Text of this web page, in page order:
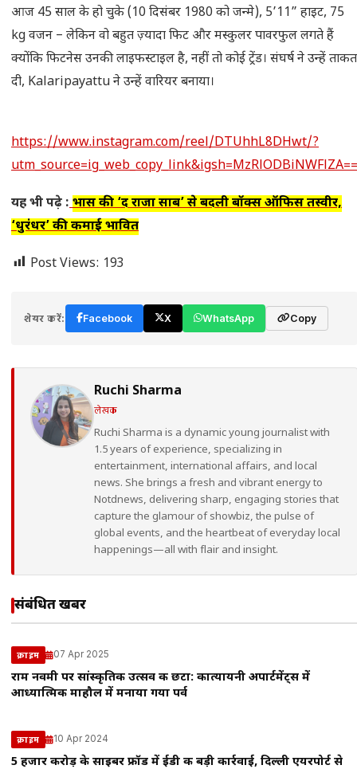
आज 45 साल के हो चुके (10 दिसंबर 1980 को जन्मे), 5’11” हाइट, 75
kg वजन – लेकिन वो बहुत ज़्यादा फिट और मस्कुलर पावरफुल लगते हैं
क्योंकि फिटनेस उनकी लाइफस्टाइल है, नहीं तो कोई ट्रेंड। संघर्ष ने उन्हें ताकत
दी, Kalaripayattu ने उन्हें वारियर बनाया।
https://www.instagram.com/reel/DTUhhL8DHwt/?
utm_source=ig_web_copy_link&igsh=MzRlODBiNWFlZA==
यह भी पढ़े : प्रभास की ‘द राजा साब’ से बदली बॉक्स ऑफिस तस्वीर,
‘धुरंधर’ की कमाई प्रभावित
Post Views: 193
शेयर करें: Facebook X WhatsApp Copy
Ruchi Sharma
लेखक
Ruchi Sharma is a dynamic young journalist with
1.5 years of experience, specializing in
entertainment, international affairs, and local
news. She brings a fresh and vibrant energy to
Notdnews, delivering sharp, engaging stories that
capture the glamour of showbiz, the pulse of
global events, and the heartbeat of everyday local
happenings—all with flair and insight.
संबंधित खबरें
क्राइम 07 Apr 2025
राम नवमी पर सांस्कृतिक उत्सव की छटा: कात्यायनी अपार्टमेंट्स में
आध्यात्मिक माहौल में मनाया गया पर्व
क्राइम 10 Apr 2024
5 हजार करोड़ के साइबर फ्रॉड में ईडी की बड़ी कार्रवाई, दिल्ली एयरपोर्ट से